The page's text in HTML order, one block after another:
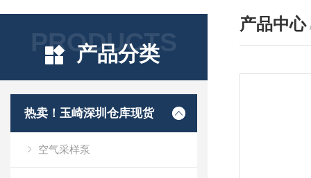
PRODUCTS
产品分类
热卖！玉崎深圳仓库现货
空气采样泵
产品中心